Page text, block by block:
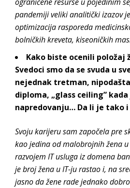
pandemiji veliki analitički izazov
optimizacija rasporeda
bolničkih kreveta, kiseoničkih
Kako biste ocenili položaj
Svedoci smo da se svuda u
nejednak tretman,
diploma, „glass ceiling”
napredovanju… Da li je tako i
Svoju karijeru sam započela pre
kao jedina od malobrojnih žena
razvojem IT usluga iz domena
je broj žena u IT-ju rastao i, na
jasno da žene rade jednako